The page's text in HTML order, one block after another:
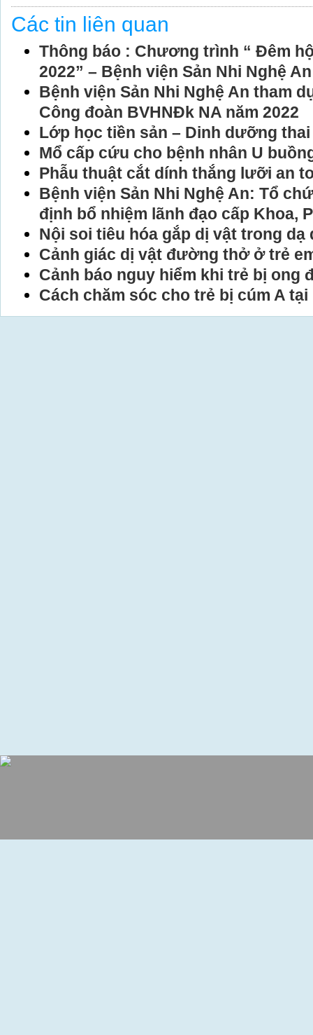
Các tin liên quan
Thông báo : Chương trình “ Đêm
2022” – Bệnh viện Sản Nhi Nghệ An
Bệnh viện Sản Nhi Nghệ An tham
Công đoàn BVHNĐk NA năm 2022
Lớp học tiền sản – Dinh dưỡng
Mổ cấp cứu cho bệnh nhân U
Phẫu thuật cắt dính thắng lưỡi an
Bệnh viện Sản Nhi Nghệ An: Tổ
định bổ nhiệm lãnh đạo cấp Khoa,
Nội soi tiêu hóa gắp dị vật trong dạ
Cảnh giác dị vật đường thở ở trẻ
Cảnh báo nguy hiểm khi trẻ bị ong
Cách chăm sóc cho trẻ bị cúm A tại